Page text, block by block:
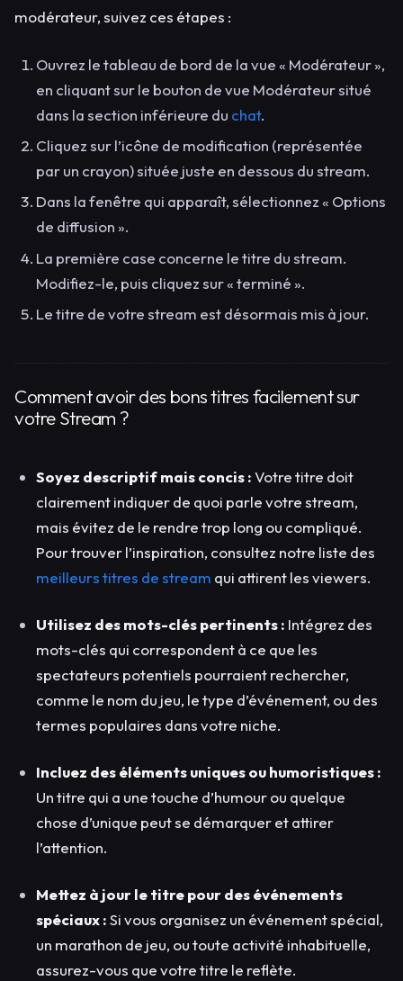
modérateur, suivez ces étapes :
Ouvrez le tableau de bord de la vue « Modérateur »,
en cliquant sur le bouton de vue Modérateur situé
dans la section inférieure du chat.
Cliquez sur l’icône de modification (représentée
par un crayon) située juste en dessous du stream.
Dans la fenêtre qui apparaît, sélectionnez « Options
de diffusion ».
La première case concerne le titre du stream.
Modifiez-le, puis cliquez sur « terminé ».
Le titre de votre stream est désormais mis à jour.
Comment avoir des bons titres facilement sur
votre Stream ?
Soyez descriptif mais concis :Votre titre doit
clairement indiquer de quoi parle votre stream,
mais évitez de le rendre trop long ou compliqué.
Pour trouver l’inspiration, consultez notre liste des
meilleurs titres de stream qui attirent les viewers.
Utilisez des mots-clés pertinents : Intégrez des
mots-clés qui correspondent à ce que les
spectateurs potentiels pourraient rechercher,
comme le nom du jeu, le type d’événement, ou des
termes populaires dans votre niche.
Incluez des éléments uniques ou humoristiques :
Un titre qui a une touche d’humour ou quelque
chose d’unique peut se démarquer et attirer
l’attention.
Mettez à jour le titre pour des événements
spéciaux :Si vous organisez un événement spécial,
un marathon de jeu, ou toute activité inhabituelle,
assurez-vous que votre titre le reflète.